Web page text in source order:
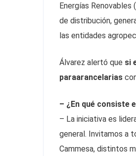
Energías
de distribución,
las entidades
Álvarez alertó que si
paraarancelarias
– ¿En qué consiste
– La iniciativa es
general. Invitamos a
Cammesa, distintos